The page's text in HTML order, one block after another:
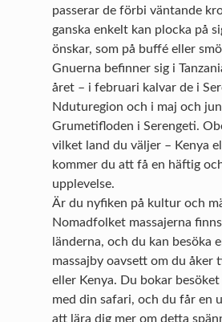
passerar de förbi väntande
ganska enkelt kan plocka på
önskar, som på buffé eller
Gnuerna befinner sig i
året – i februari kalvar de i
Nduturegion och i maj och
Grumetifloden i Serengeti.
vilket land du väljer – Kenya
kommer du att få en häftig
upplevelse.
Är du nyfiken på kultur och
Nomadfolket massajerna
länderna, och du kan besöka
massajby oavsett om du åker
eller Kenya. Du bokar besöket
med din safari, och du får en
att lära dig mer om detta